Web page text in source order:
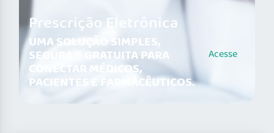
Prescrição Eletrônica
UMA SOLUÇÃO SIMPLES,
SEGURA E GRATUITA PARA
CONECTAR MÉDICOS,
PACIENTES E FARMACÊUTICOS.
Acesse